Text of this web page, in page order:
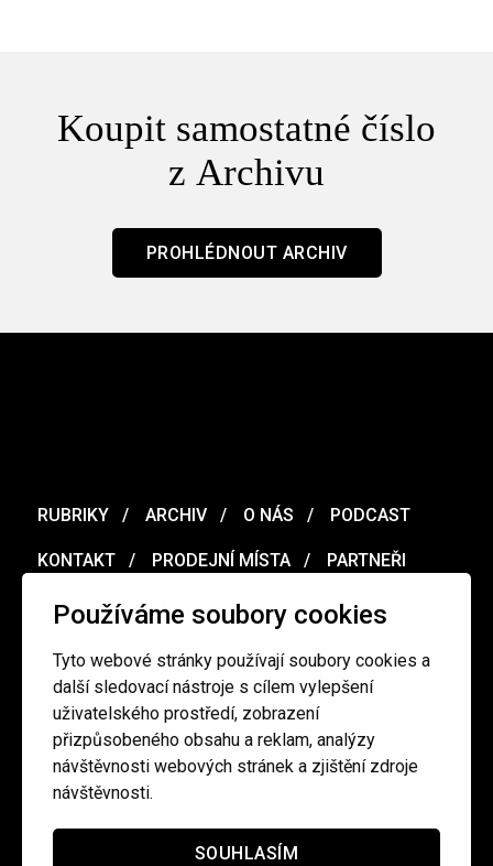
Používáme soubory cookies
Tyto webové stránky používají soubory cookies a
další sledovací nástroje s cílem vylepšení
uživatelského prostředí, zobrazení
přizpůsobeného obsahu a reklam, analýzy
návštěvnosti webových stránek a zjištění zdroje
návštěvnosti.
SOUHLASÍM
Koupit samostatné číslo
z Archivu
PROHLÉDNOUT ARCHIV
RUBRIKY ARCHIV O NÁS PODCAST
KONTAKT PRODEJNÍ MÍSTA PARTNEŘI
MERCH VOUCHER
Ochrana osobních údajů / Obchodní podmínky
redakce@cinepur.cz